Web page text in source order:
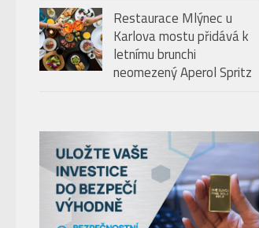
Restaurace Mlýnec u
Karlova mostu přidává k
letnímu brunchi
neomezený Aperol Spritz